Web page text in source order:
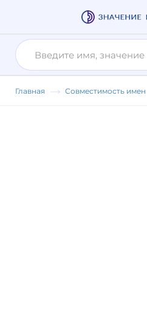
Главная Совместимость имен